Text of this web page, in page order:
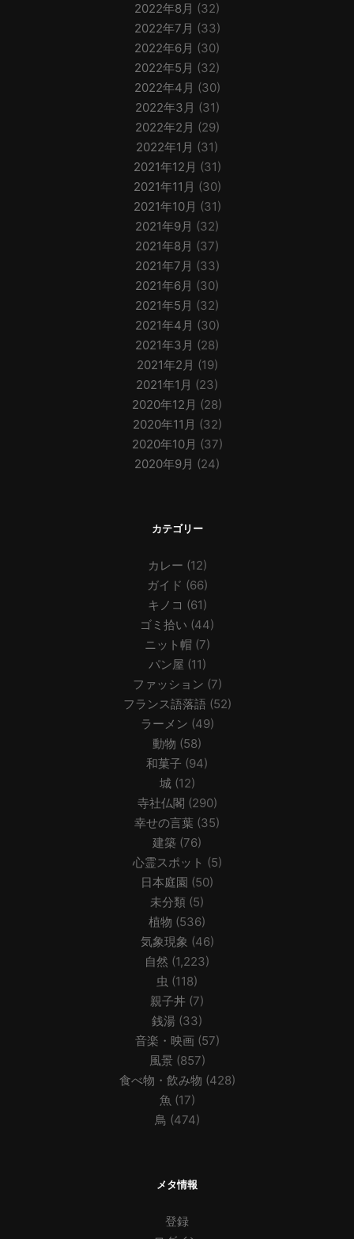
2022年8月 (32)
2022年7月 (33)
2022年6月 (30)
2022年5月 (32)
2022年4月 (30)
2022年3月 (31)
2022年2月 (29)
2022年1月 (31)
2021年12月 (31)
2021年11月 (30)
2021年10月 (31)
2021年9月 (32)
2021年8月 (37)
2021年7月 (33)
2021年6月 (30)
2021年5月 (32)
2021年4月 (30)
2021年3月 (28)
2021年2月 (19)
2021年1月 (23)
2020年12月 (28)
2020年11月 (32)
2020年10月 (37)
2020年9月 (24)
カテゴリー
カレー (12)
ガイド (66)
キノコ (61)
ゴミ拾い (44)
ニット帽 (7)
パン屋 (11)
ファッション (7)
フランス語落語 (52)
ラーメン (49)
動物 (58)
和菓子 (94)
城(12)
寺社仏閣 (290)
幸せの言葉 (35)
建築 (76)
心霊スポット (5)
日本庭園 (50)
未分類 (5)
植物 (536)
気象現象 (46)
自然 (1,223)
虫 (118)
親子丼 (7)
銭湯 (33)
音楽・映画 (57)
風景(857)
食べ物・飲み物 (428)
魚 (17)
鳥 (474)
メタ情報
登録